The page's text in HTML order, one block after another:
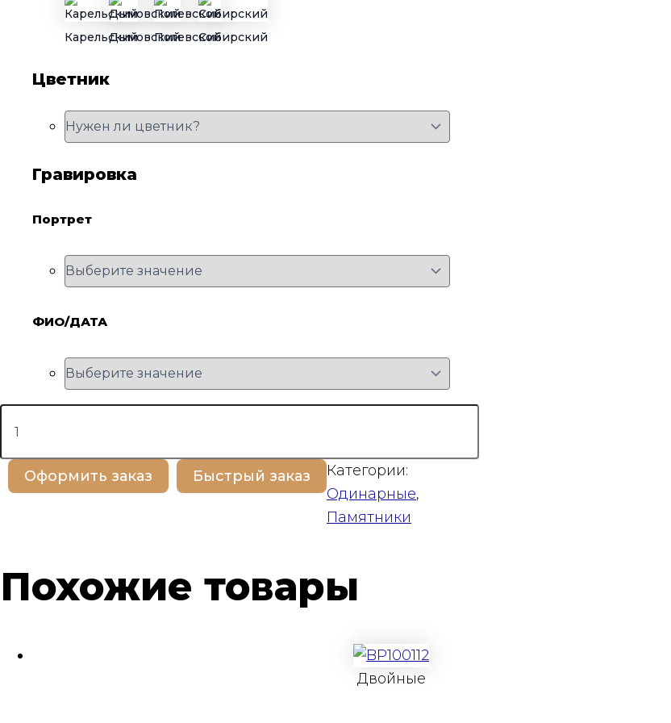
КарельскийДымовскийПолевскойСибирский
Цветник
Гравировка
Портрет
ФИО/ДАТА
Количество
товара
Оформить заказ Быстрый заказ
Категории:
Одинарные,
Памятники
Похожие товары
Двойные